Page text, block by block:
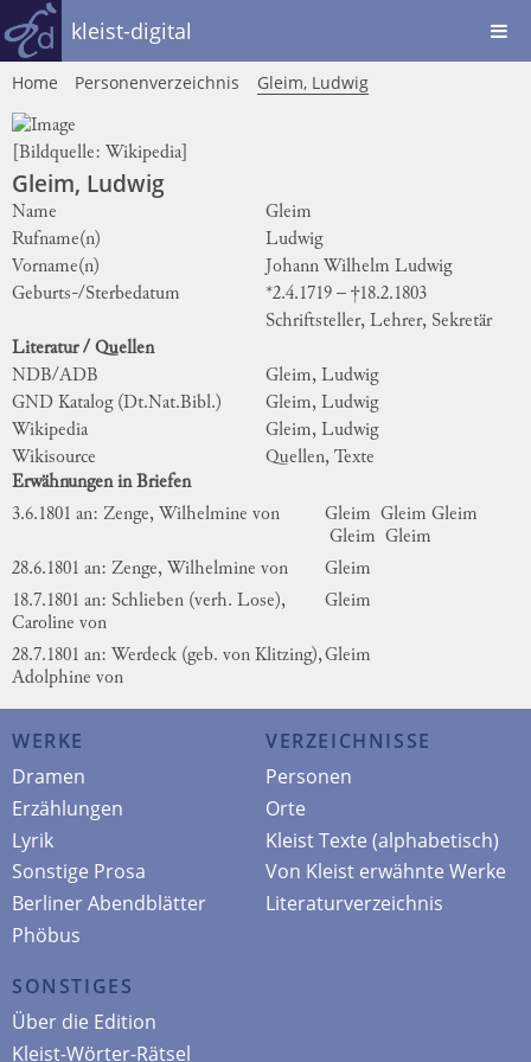
kleist-digital
Home Personenverzeichnis Gleim, Ludwig
[Bildquelle: Wikipedia
Gleim, Ludwig
Name
Gleim
Rufname(n)
Ludwig
Vorname(n)
Johann Wilhelm Ludwig
Geburts-/Sterbedatum
*2.4.1719 – †18.2.1803
Schriftsteller, Lehrer, Sekretär
Literatur / Quellen
NDB/ADB
Gleim, Ludwig
GND Katalog (Dt.Nat.Bibl.)
Gleim, Ludwig
Wikipedia
Gleim, Ludwig
Wikisource
Quellen, Texte
Erwähnungen in Briefen
3.6.1801 an: Zenge, Wilhelmine von
Gleim Gleim Gleim
Gleim Gleim
28.6.1801 an: Zenge, Wilhelmine von
Gleim
18.7.1801 an: Schlieben (verh. Lose),
Caroline von
Gleim
28.7.1801 an: Werdeck (geb. von Klitzing),
Adolphine von
Gleim
WERKE
Dramen
Erzählungen
Lyrik
Sonstige Prosa
Berliner Abendblätter
Phöbus
VERZEICHNISSE
Personen
Orte
Kleist Texte (alphabetisch)
Von Kleist erwähnte Werke
Literaturverzeichnis
SONSTIGES
Über die Edition
Kleist-Wörter-Rätsel